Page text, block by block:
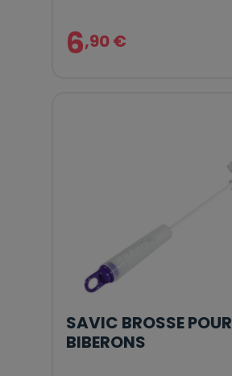
6,90 €
SAVIC BROSSE POUR
BIBERONS